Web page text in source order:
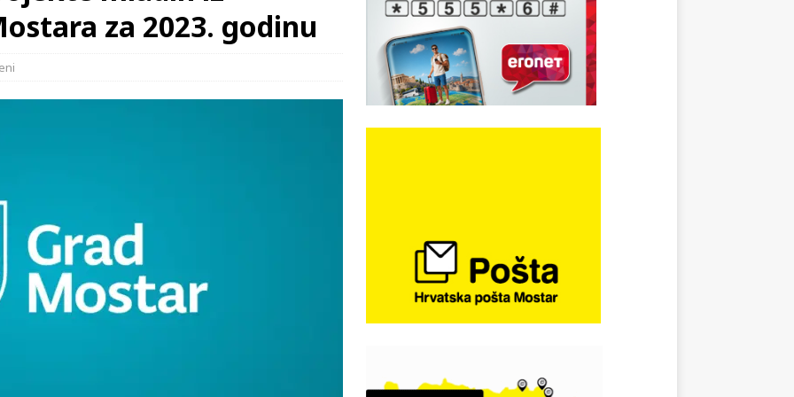
Vozači satima čekaju, dok se drugi ubacuju sa strane
29. srpnja 2018, preminuo je glazbeni genij Oliver Dragojević
za 2023. godinu